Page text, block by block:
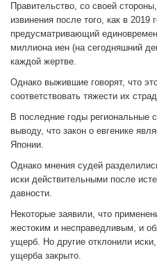
Правительство, со своей
извинения после того, как в 2019
предусматривающий
миллиона иен (на сегодняшний
каждой жертве.
Однако выжившие говорят, что
соответствовать тяжести их
В последние годы региональные
выводу, что закон о евгенике
Японии.
Однако мнения судей
иски действительными после
давности.
Некоторые заявили, что
жестоким и несправедливым, и
ущерб. Но другие отклонили
ущерба закрыто.